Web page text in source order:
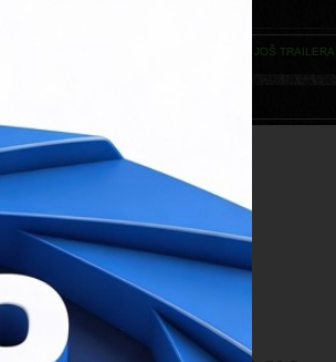
UČITAJ JOŠ TRAILERA